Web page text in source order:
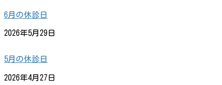
6月の休診日
2026年5月29日
5月の休診日
2026年4月27日